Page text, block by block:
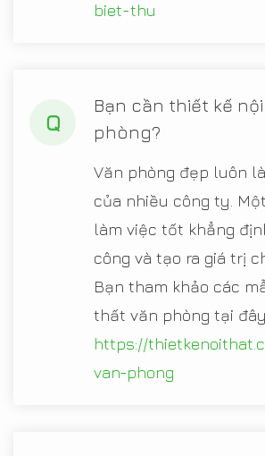
biet-thu
Q
Bạn cần thiết kế
phòng?
Văn phòng đẹp luôn
của nhiều công ty.
làm việc tốt khẳng
công và tạo ra giá trị
Bạn tham khảo các
thất văn phòng tại
https://
van-phong